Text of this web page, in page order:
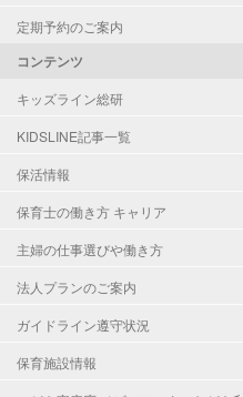
定期予約のご案内
コンテンツ
キッズライン総研
KIDSLINE記事一覧
保活情報
保育士の働き方 キャリア
主婦の仕事選びや働き方
法人プランのご案内
ガイドライン遵守状況
保育施設情報